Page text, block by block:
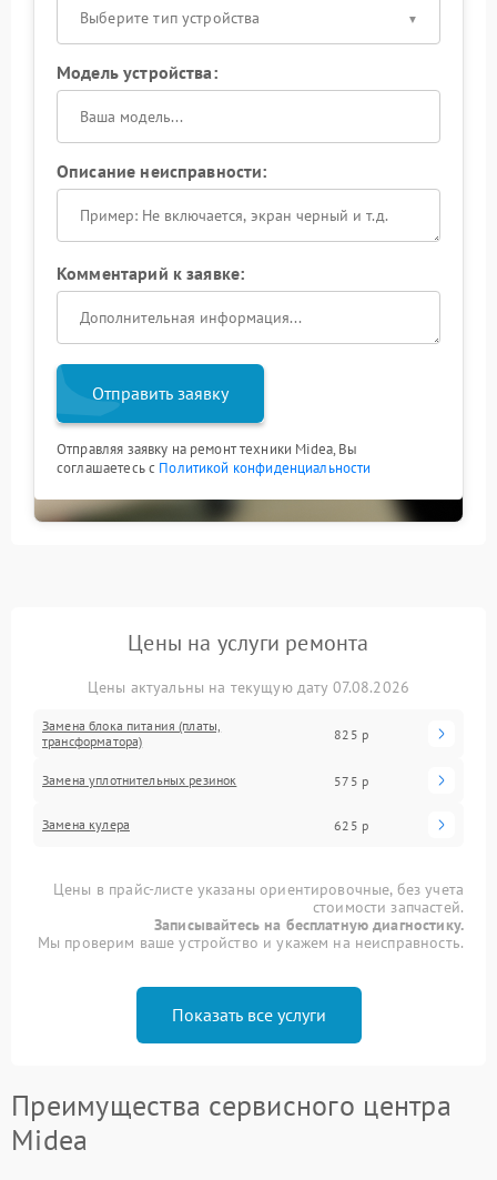
Выберите тип устройства
Модель устройства:
Описание неисправности:
Комментарий к заявке:
Отправить заявку
Отправляя заявку на ремонт техники Midea, Вы
соглашаетесь с Политикой конфиденциальности
Цены на услуги ремонта
Цены актуальны на текущую дату 07.08.2026
Замена блока питания (платы,
трансформатора)
825 р
Замена уплотнительных резинок 575 р
Замена кулера 625 р
Цены в прайс-листе указаны ориентировочные, без учета
стоимости запчастей.
Записывайтесь на бесплатную диагностику.
Мы проверим ваше устройство и укажем на неисправность.
Показать все услуги
Преимущества сервисного центра
Midea